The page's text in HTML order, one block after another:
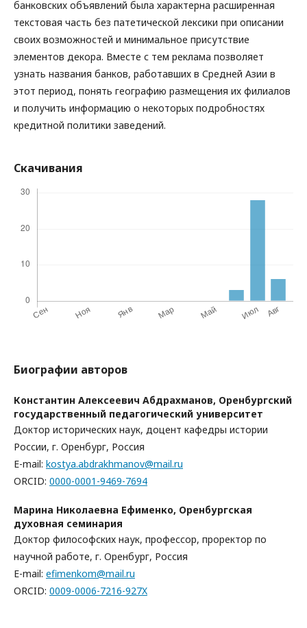
банковских объявлений была характерна расширенная
текстовая часть без патетической лексики при описании
своих возможностей и минимальное присутствие
элементов декора. Вместе с тем реклама позволяет
узнать названия банков, работавших в Средней Азии в
этот период, понять географию размещения их филиалов
и получить информацию о некоторых подробностях
кредитной политики заведений.
Скачивания
Биографии авторов
Константин Алексеевич Абдрахманов, Оренбургский
государственный педагогический университет
Доктор исторических наук, доцент кафедры истории
России, г. Оренбург, Россия
E-mail: kostya.abdrakhmanov@mail.ru
ORCID: 0000-0001-9469-7694
Марина Николаевна Ефименко, Оренбургская
духовная семинария
Доктор философских наук, профессор, проректор по
научной работе, г. Оренбург, Россия
E-mail: efimenkom@mail.ru
ORCID: 0009-0006-7216-927X